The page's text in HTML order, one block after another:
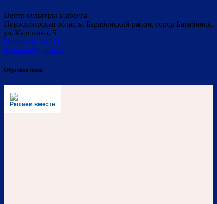
Центр культуры и досуга
Новосибирская область, Барабинский район, город Барабинск,
ул. Калинина, 5
8-(383-61) 7-27-95
kulturabrb@mail.ru
Обратная связь
Решаем вместе